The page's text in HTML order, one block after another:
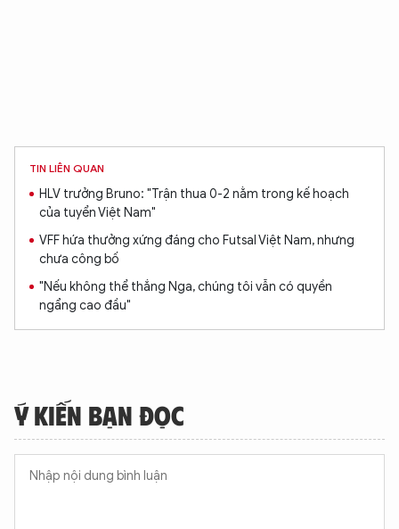
TIN LIÊN QUAN
HLV trưởng Bruno: "Trận thua 0-2 nằm trong kế hoạch
của tuyển Việt Nam"
VFF hứa thưởng xứng đáng cho Futsal Việt Nam, nhưng
chưa công bố
"Nếu không thể thắng Nga, chúng tôi vẫn có quyền
ngẩng cao đầu"
Ý KIẾN BẠN ĐỌC
Hãy hỏi tôi bất kỳ điều gì bạn cần biết về
An Ninh Thủ Đô nhé. Tôi sẵn sàng hỗ trợ!